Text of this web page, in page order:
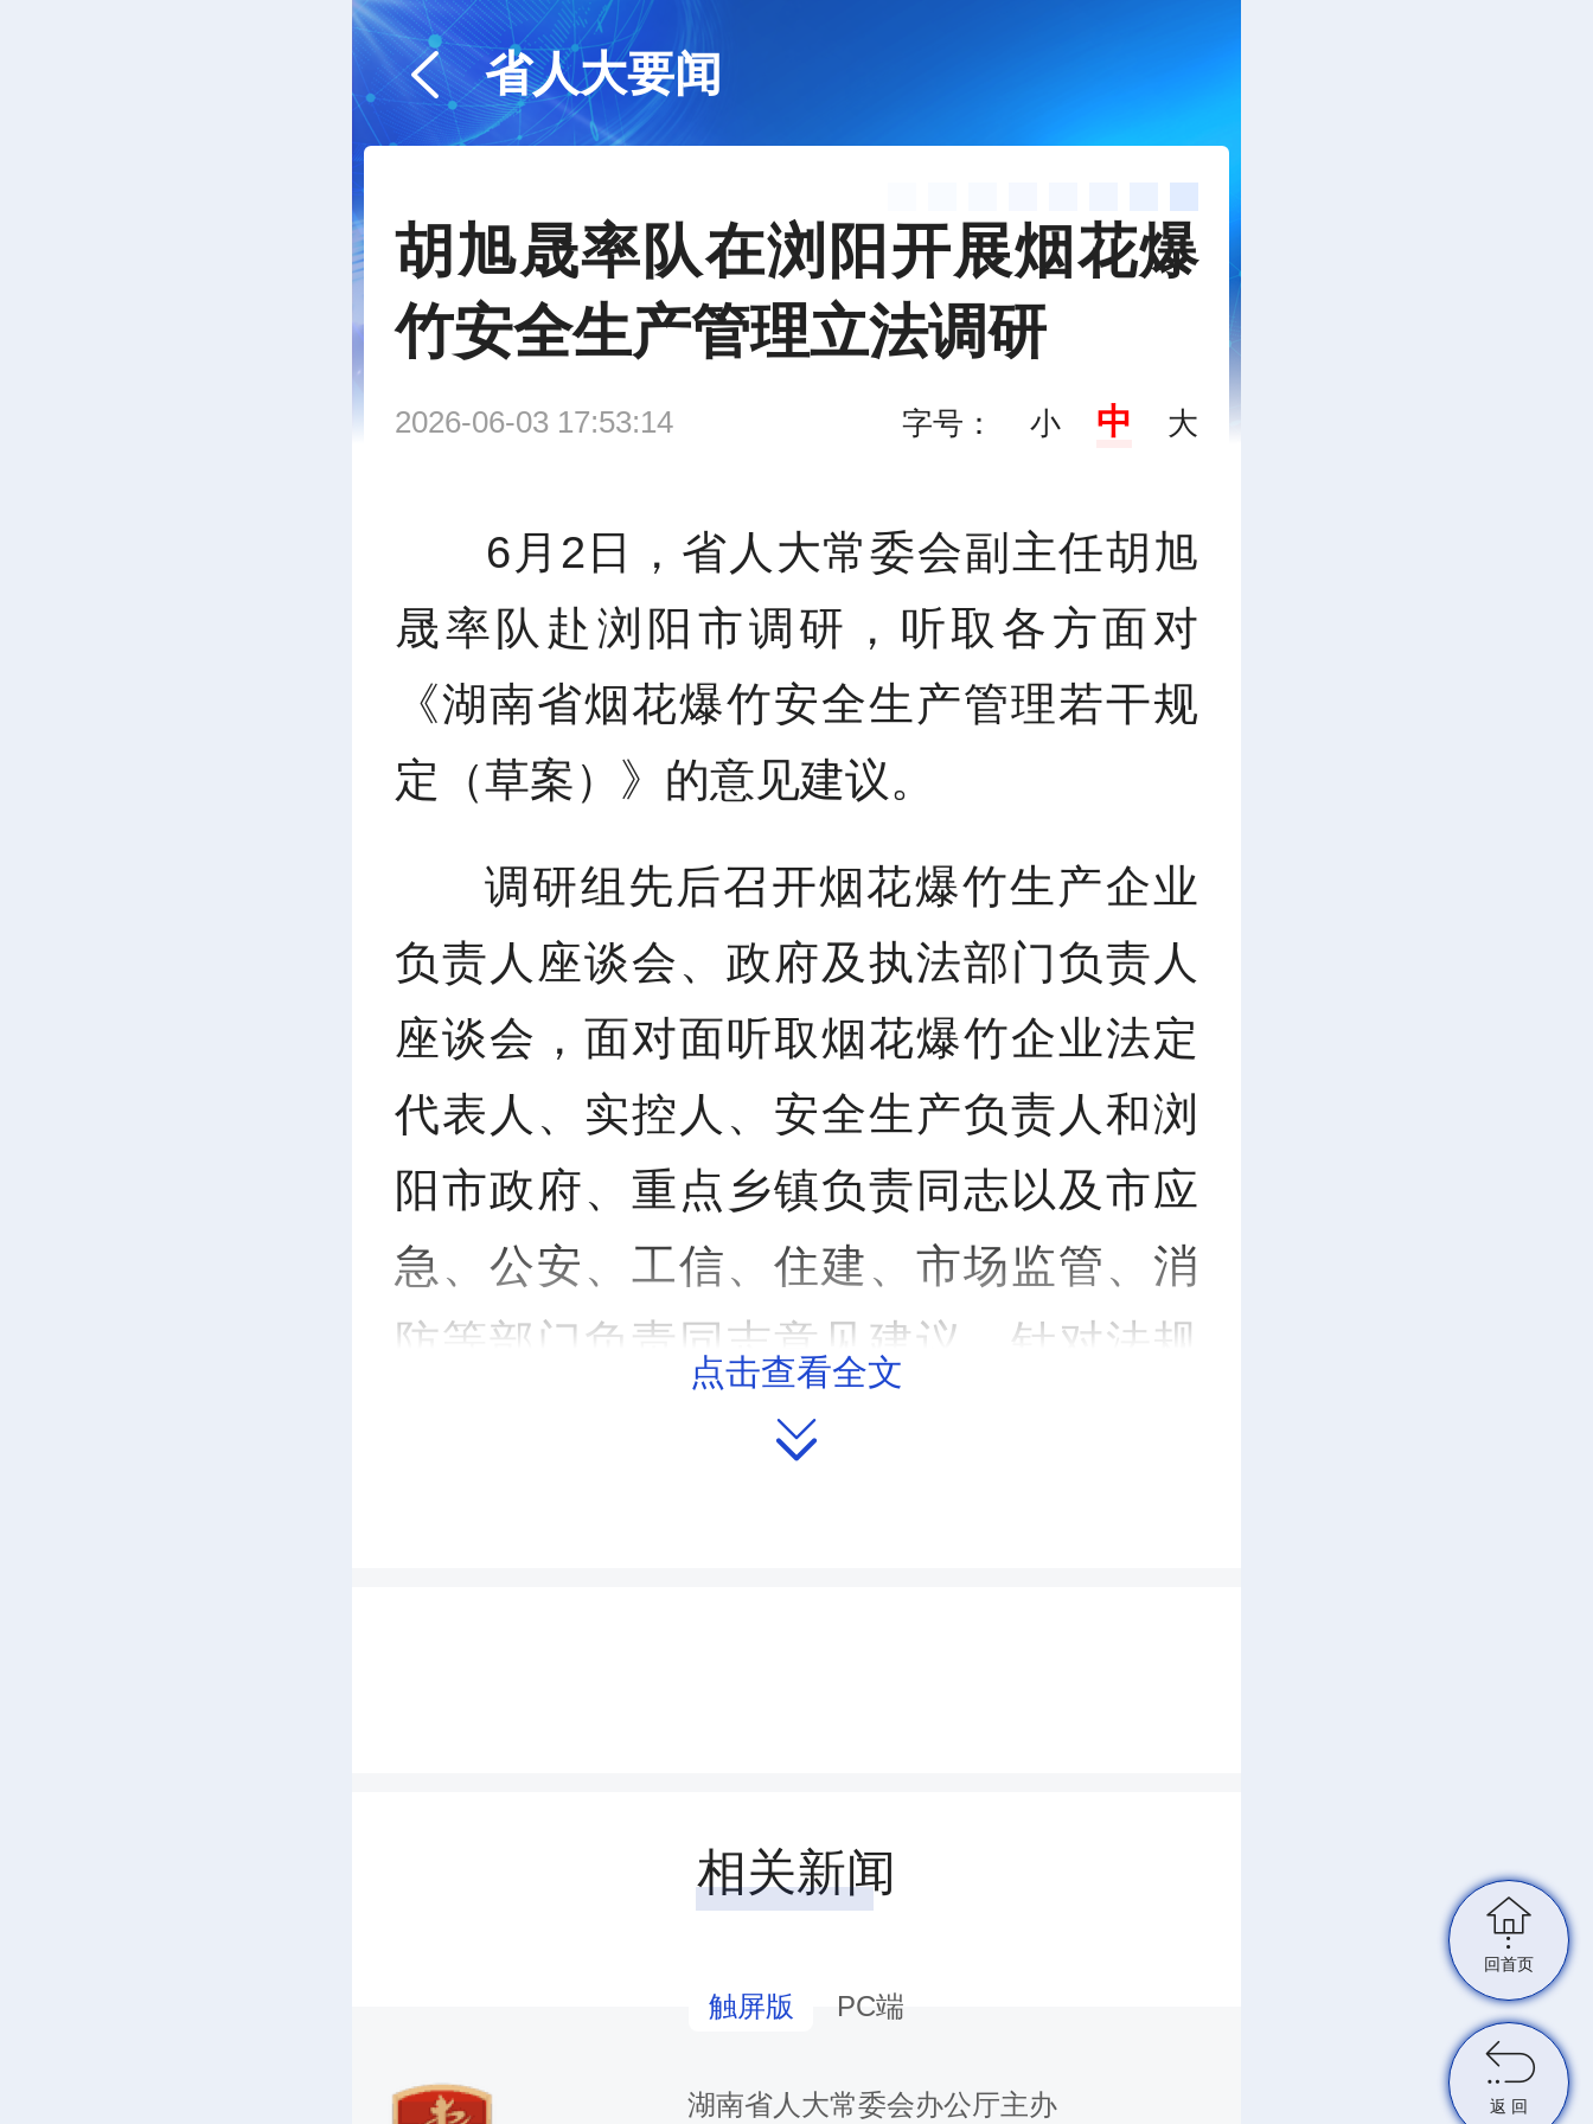
省人大要闻
胡旭晟率队在浏阳开展烟花爆
竹安全生产管理立法调研
2026-06-03 17:53:14 字号： 小 中 大
6月2日，省人大常委会副主任胡旭
晟率队赴浏阳市调研，听取各方面对
《湖南省烟花爆竹安全生产管理若干规
定（草案）》的意见建议。
调研组先后召开烟花爆竹生产企业
负责人座谈会、政府及执法部门负责人
座谈会，面对面听取烟花爆竹企业法定
代表人、实控人、安全生产负责人和浏
阳市政府、重点乡镇负责同志以及市应
急、公安、工信、住建、市场监管、消
防等部门负责同志意见建议，针对法规
草案中的重要规定展开热烈讨论。
调研组在浏阳市召开座谈会。
点击查看全文

相关新闻
触屏版 PC端
湖南省人大常委会办公厅主办

回首页

返 回